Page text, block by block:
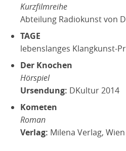
Kurzfilmreihe
Abteilung Radiokunst von
TAGE
lebenslanges Klangkunst-
Der Knochen
Hörspiel
Ursendung: DKultur 2014
Kometen
Roman
Verlag: Milena Verlag,